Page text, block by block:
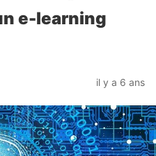
e-learning
il y a 6 ans